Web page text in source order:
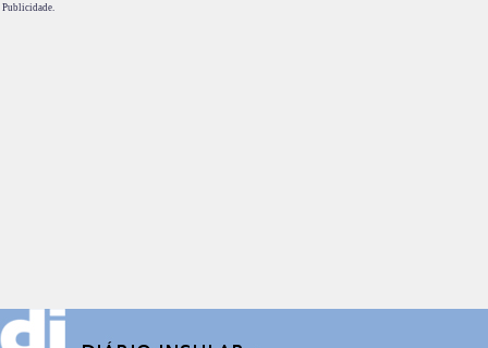
Publicidade.